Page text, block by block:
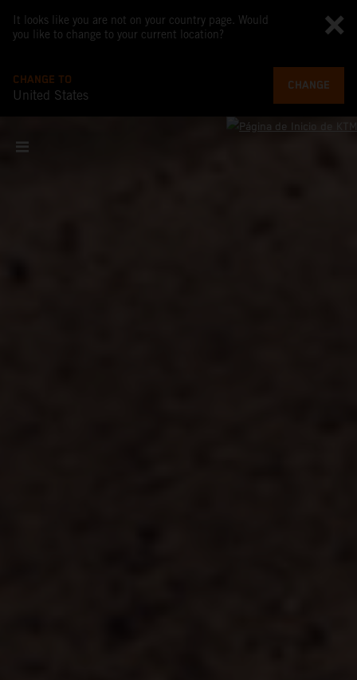
It looks like you are not on your country page. Would
you like to change to your current location?
CHANGE TO
United States
CHANGE